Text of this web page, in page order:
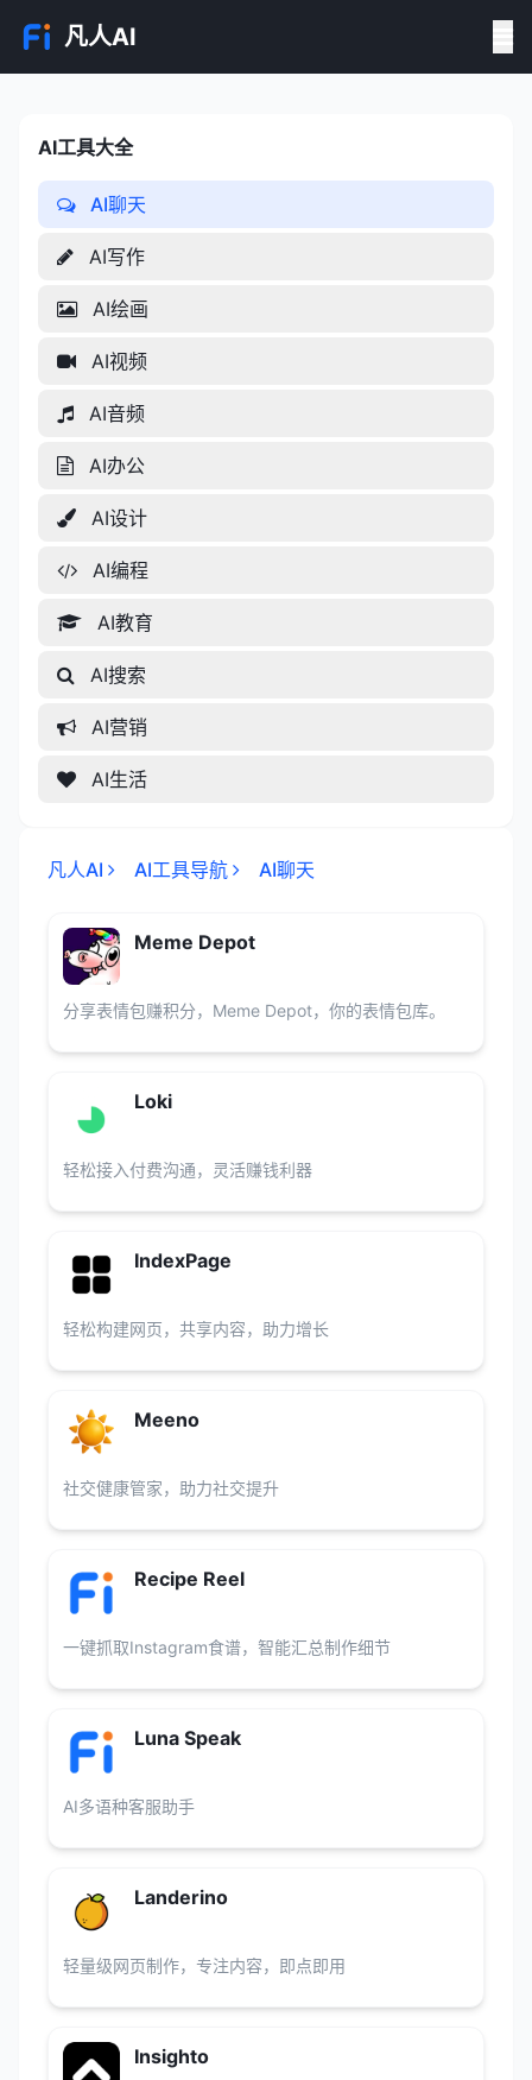
凡人AI
AI工具大全
AI工具大全
AI聊天
AI写作
AI绘画
AI视频
AI音频
AI办公
AI设计
AI编程
AI教育
AI搜索
AI营销
AI生活
凡人AI AI工具导航 AI聊天
Meme Depot
分享表情包赚积分，Meme Depot，你的表情包库。
Loki
轻松接入付费沟通，灵活赚钱利器
IndexPage
轻松构建网页，共享内容，助力增长
Meeno
社交健康管家，助力社交提升
Recipe Reel
一键抓取Instagram食谱，智能汇总制作细节
Luna Speak
AI多语种客服助手
Landerino
轻量级网页制作，专注内容，即点即用
Insighto